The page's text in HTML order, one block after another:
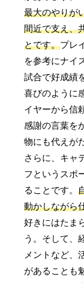
最大のやりが
間近で支え、
とです。プレ
を参考にナイ
試合で好成績
喜びのように
イヤーから信
感謝の言葉を
物にも代えが
さらに、キャ
フというスポ
ることです。
動かしながら
好きにはたま
う。そして、
メントなど、
があることも